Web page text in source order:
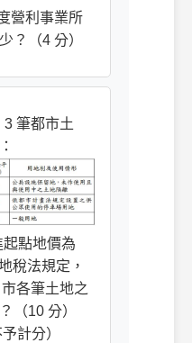
營利事業所
？（4 分）
3 筆都市土
點地價為
稅法規定，
各筆土地之
（10 分）
計分）